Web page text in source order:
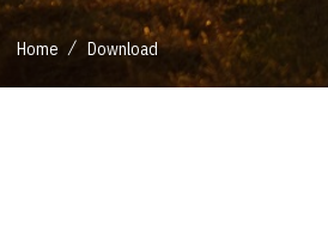
Home / Download